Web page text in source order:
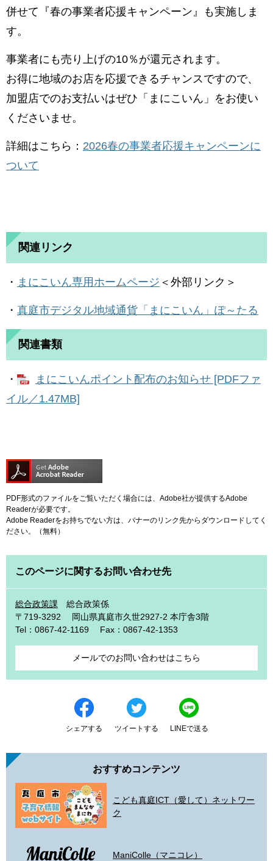
併せて『春の事業者応援キャンペーン』も実施しま
す。
事業者にも売り上げの10％が還元されます。
お得に地域のお店を応援できるチャンスですので、
加盟店でのお支払いはぜひ「まにこいん」をお使い
くださいませ。​
詳細はこちら： 2026春の事業者応援キャンペーンに
ついて
関連リンク
・ まにこいん専用ホームページ ＜外部リンク＞
・ 真庭市デジタル地域通貨「まにこいん」ぽ～たる
関連書類
・
まにこいんポイント配布のお知らせ [PDFファ
イル／1.47MB]
PDF形式のファイルをご覧いただく場合には、Adobe社が提供するAdobe
Readerが必要です。
Adobe Readerをお持ちでない方は、バナーのリンク先からダウンロードしてく
ださい。（無料）
このページに関するお問い合わせ先
総合政策課
総合政策係
〒719-3292
岡山県真庭市久世2927-2 本庁舎3階
Tel：0867-42-1169
Fax：0867-42-1353
メールでのお問い合わせはこちら
シェアする ツイートする LINEで送る
おすすめコンテンツ
こども真庭ICT（愛して）ネットワー
ク
ManiColle（マニコレ）